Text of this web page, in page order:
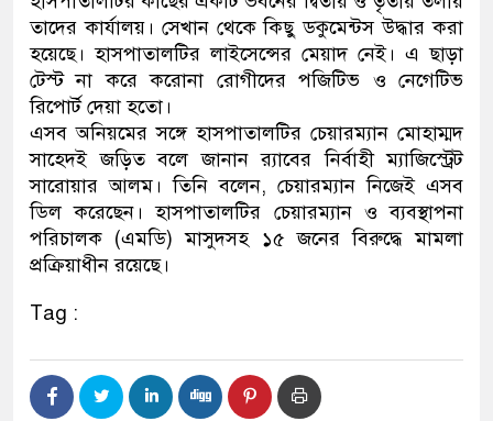
তাদের কার্যালয়। সেখান থেকে কিছু ডকুমেন্টস উদ্ধার করা
হয়েছে। হাসপাতালটির লাইসেন্সের মেয়াদ নেই। এ ছাড়া
টেস্ট না করে করোনা রোগীদের পজিটিভ ও নেগেটিভ
রিপোর্ট দেয়া হতো।
এসব অনিয়মের সঙ্গে হাসপাতালটির চেয়ারম্যান মোহাম্মদ
সাহেদই জড়িত বলে জানান র‌্যাবের নির্বাহী ম্যাজিস্ট্রেট
সারোয়ার আলম। তিনি বলেন, চেয়ারম্যান নিজেই এসব
ডিল করেছেন। হাসপাতালটির চেয়ারম্যান ও ব্যবস্থাপনা
পরিচালক (এমডি) মাসুদসহ ১৫ জনের বিরুদ্ধে মামলা
প্রক্রিয়াধীন রয়েছে।
Tag :